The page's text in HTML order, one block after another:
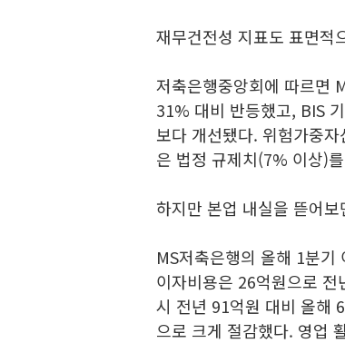
재무건전성 지표도 표면적
저축은행중앙회에 따르면
31% 대비 반등했고, BIS
보다 개선됐다. 위험가중
은 법정 규제치(7% 이상)
하지만 본업 내실을 뜯어
MS저축은행의 올해 1분
이자비용은 26억원으로
시 전년 91억원 대비 올해
으로 크게 절감했다. 영업